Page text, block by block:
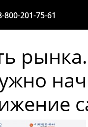
800-201-75-61